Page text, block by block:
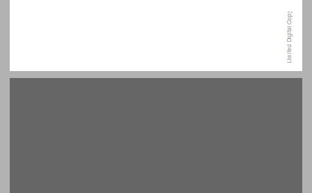
כמה הערות מקדימות ... 15